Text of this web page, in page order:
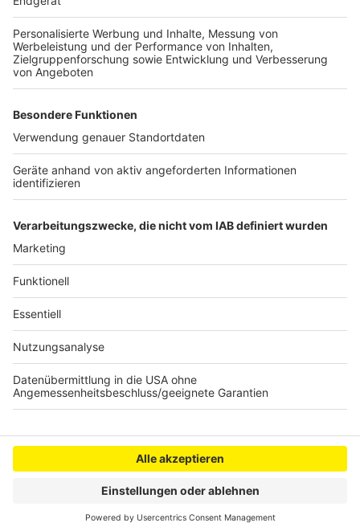
Weitere Meldungen aus Leverkusen
Anzeige
nieder
NABU Leverkusen klagt gegen Windrad-Bau in
Monheim
Neues Standort-Ranking: Viele Top-Unternehmen in
Leverkusen
Anzeige
Anzeige